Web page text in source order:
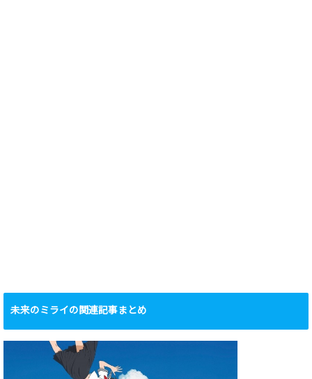
未来のミライの関連記事まとめ